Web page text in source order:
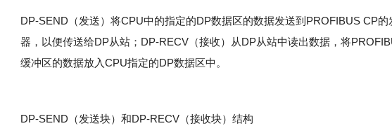
DP-SEND（发送）将CPU中的指定的DP数据区的数据发送到PROFIBUS CP的
器，以便传送给DP从站；DP-RECV（接收）从DP从站中读出数据，将
缓冲区的数据放入CPU指定的DP数据区中。
DP-SEND（发送块）和DP-RECV（接收块）结构